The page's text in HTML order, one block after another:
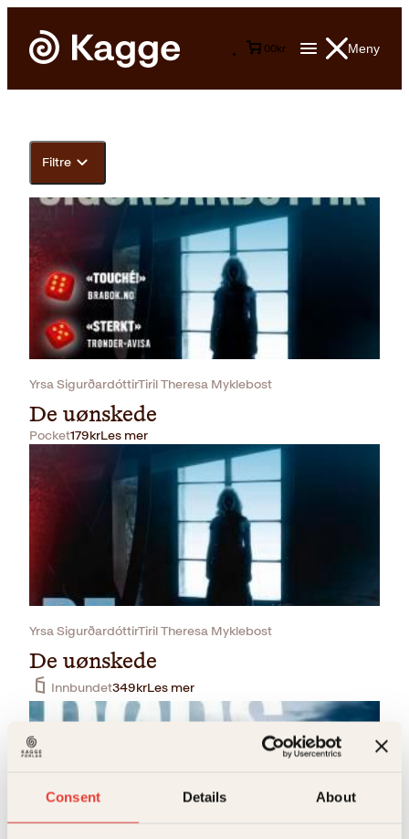
Consent Details About
Meny
00kr
Filtre
Yrsa SigurðardóttirTiril Theresa Myklebost
De uønskede
Pocket179krLes mer
Yrsa SigurðardóttirTiril Theresa Myklebost
De uønskede
Innbundet349krLes mer